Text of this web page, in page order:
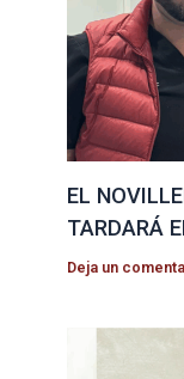
EL
TARDARÁ
Deja un